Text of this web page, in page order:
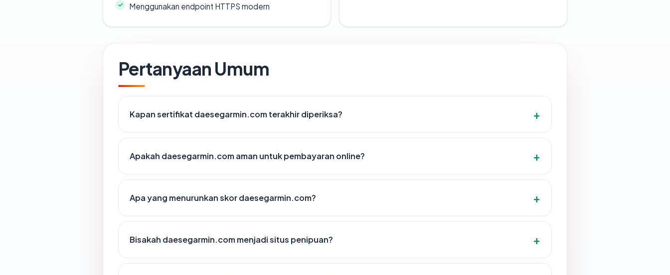
Menggunakan endpoint HTTPS modern
Pertanyaan Umum
Kapan sertifikat daesegarmin.com terakhir diperiksa?
Apakah daesegarmin.com aman untuk pembayaran online?
Apa yang menurunkan skor daesegarmin.com?
Bisakah daesegarmin.com menjadi situs penipuan?